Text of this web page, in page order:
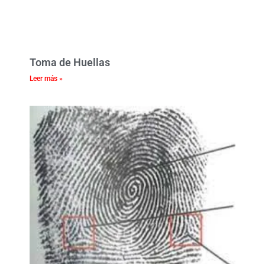
Toma de Huellas
Leer más »